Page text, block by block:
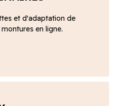
et d'adaptation de
en ligne.